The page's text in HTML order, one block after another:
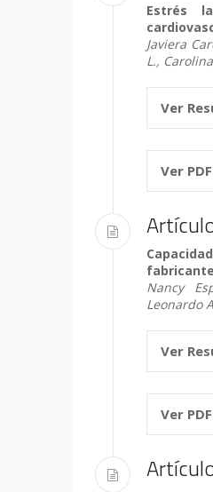
Estrés
Javiera
L.,
Ver
Ver
Nancy
Leonardo
Ver
Ver